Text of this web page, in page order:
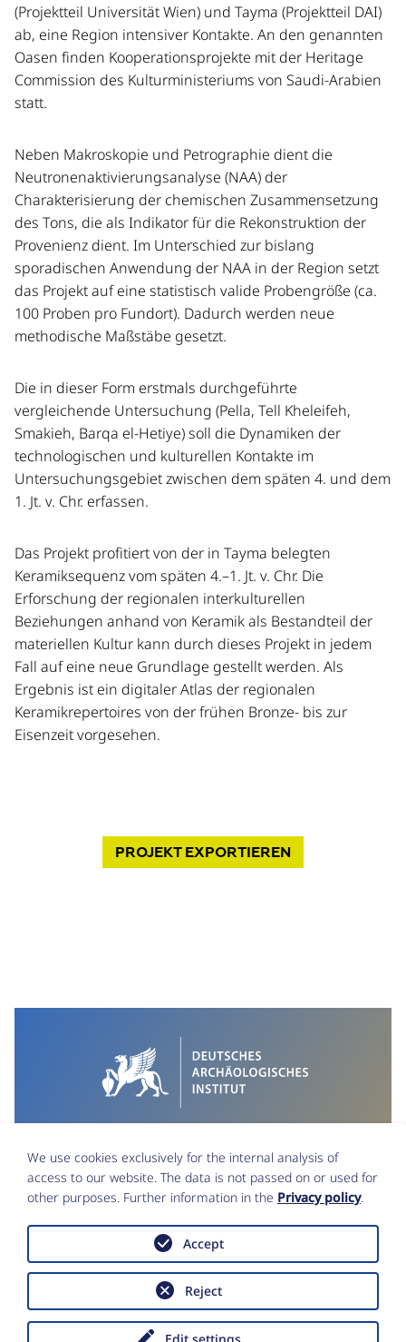
(Projektteil Universität Wien) und Tayma (Projektteil DAI)
ab, eine Region intensiver Kontakte. An den genannten
Oasen finden Kooperationsprojekte mit der Heritage
Commission des Kulturministeriums von Saudi-Arabien
statt.
Neben Makroskopie und Petrographie dient die
Neutronenaktivierungsanalyse (NAA) der
Charakterisierung der chemischen Zusammensetzung
des Tons, die als Indikator für die Rekonstruktion der
Provenienz dient. Im Unterschied zur bislang
sporadischen Anwendung der NAA in der Region setzt
das Projekt auf eine statistisch valide Probengröße (ca.
100 Proben pro Fundort). Dadurch werden neue
methodische Maßstäbe gesetzt.
Die in dieser Form erstmals durchgeführte
vergleichende Untersuchung (Pella, Tell Kheleifeh,
Smakieh, Barqa el-Hetiye) soll die Dynamiken der
techno­logischen und kulturellen Kontakte im
Untersuchungsgebiet zwischen dem späten 4. und dem
1. Jt. v. Chr. erfassen.
Das Projekt profitiert von der in Tayma belegten
Keramiksequenz vom späten 4.–1. Jt. v. Chr. Die
Erforschung der regionalen interkulturellen
Beziehungen anhand von Keramik als Bestandteil der
materiellen Kultur kann durch dieses Projekt in jedem
Fall auf eine neue Grundlage gestellt werden. Als
Ergebnis ist ein digitaler Atlas der regionalen
Keramikrepertoires von der frühen Bronze- bis zur
Eisenzeit vorgesehen.
PROJEKTEXPORTIEREN
Data Protection
Accessibility statement
Copyright © Deutsches Archäologisches
We use cookies exclusively for the internal analysis of
access to our website. The data is not passed on or used for
other purposes. Further information in the Privacy policy.
Reject
Accept